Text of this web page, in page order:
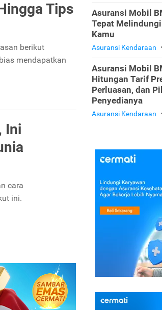
Tips
berikut
mendapatkan
Ini
cara
ini.
Asuransi Mobil
Tepat
Kamu
Asuransi Kendaraan •
Asuransi Mobil
Hitungan Tarif
Perluasan, dan
Penyedianya
Asuransi Kendaraan •